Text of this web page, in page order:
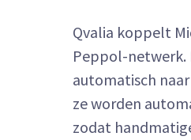
Qvalia koppelt
Peppol-netwerk.
automatisch
ze worden
zodat